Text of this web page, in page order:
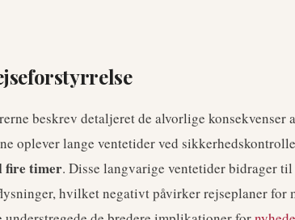
beskrev detaljeret de alvorlige konsekvenser
oplever lange ventetider ved
fire timer. Disse langvarige ventetider bidrager
hvilket negativt påvirker rejseplaner for